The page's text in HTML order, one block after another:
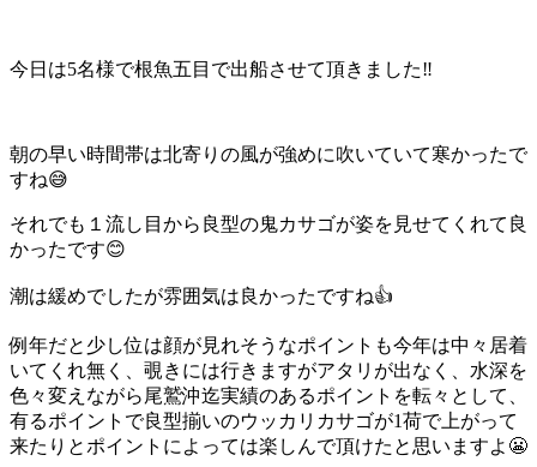
今日は5名様で根魚五目で出船させて頂きました‼️
朝の早い時間帯は北寄りの風が強めに吹いていて寒かったで
すね😅
それでも１流し目から良型の鬼カサゴが姿を見せてくれて良
かったです😊
潮は緩めでしたが雰囲気は良かったですね👍
例年だと少し位は顔が見れそうなポイントも今年は中々居着
いてくれ無く、覗きには行きますがアタリが出なく、水深を
色々変えながら尾鷲沖迄実績のあるポイントを転々として、
有るポイントで良型揃いのウッカリカサゴが1荷で上がって
来たりとポイントによっては楽しんで頂けたと思いますよ😬